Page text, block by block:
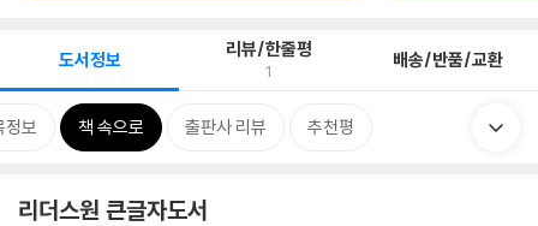
도서정보 리뷰/한줄평
1 배송/반품/교환
정보 책 속으로 출판사 리뷰 추천평
리더스원 큰글자도서